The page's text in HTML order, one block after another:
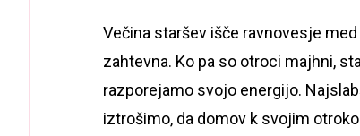
Večina staršev išče ravnovesje
zahtevna. Ko pa so otroci majhni,
razporejamo svojo energijo.
iztrošimo, da domov k svojim